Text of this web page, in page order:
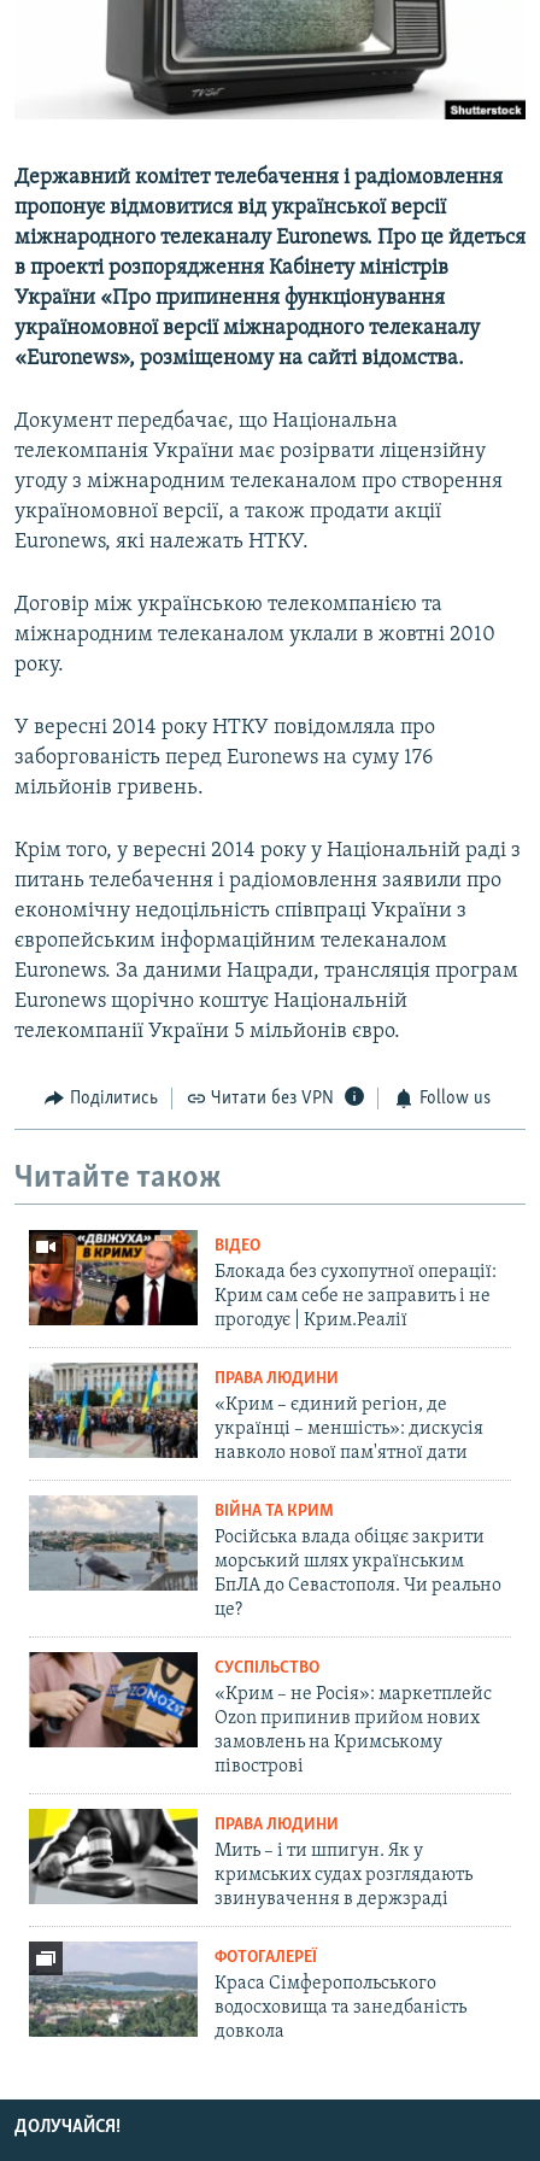
ВІДЕОУРОКИ «ELIFBE»
СВІДЧЕННЯ ОКУПАЦІЇ
УКРАЇНСЬКА ПРОБЛЕМА КРИМУ
Qırımtatar
Усі сайти RFE/RL
Державний комітет телебачення і радіомовлення
пропонує відмовитися від української версії
міжнародного телеканалу Euronews. Про це йдеться
в проекті розпорядження Кабінету міністрів
України «Про припинення функціонування
україномовної версії міжнародного телеканалу
«Euronews», розміщеному на сайті відомства.
Документ передбачає, що Національна
телекомпанія України має розірвати ліцензійну
угоду з міжнародним телеканалом про створення
україномовної версії, а також продати акції
Euronews, які належать НТКУ.
Договір між українською телекомпанією та
міжнародним телеканалом уклали в жовтні 2010
року.
У вересні 2014 року НТКУ повідомляла про
заборгованість перед Euronews на суму 176
мільйонів гривень.
Крім того, у вересні 2014 року у Національній раді з
питань телебачення і радіомовлення заявили про
економічну недоцільність співпраці України з
європейським інформаційним телеканалом
Euronews. За даними Нацради, трансляція програм
Euronews щорічно коштує Національній
телекомпанії України 5 мільйонів євро.
Поділитись Читати без VPN Follow us
Читайте також
ВІДЕО
Блокада без сухопутної операції:
Крим сам себе не заправить і не
прогодує | Крим.Реалії
ПРАВА ЛЮДИНИ
«Крим – єдиний регіон, де
українці – меншість»: дискусія
навколо нової пам'ятної дати
ВІЙНА ТА КРИМ
Російська влада обіцяє закрити
морський шлях українським
БпЛА до Севастополя. Чи реально
це?
СУСПІЛЬСТВО
«Крим – не Росія»: маркетплейс
Ozon припинив прийом нових
замовлень на Кримському
півострові
ПРАВА ЛЮДИНИ
Мить – і ти шпигун. Як у
кримських судах розглядають
звинувачення в держзраді
ФОТОГАЛЕРЕЇ
Краса Сімферопольського
водосховища та занедбаність
довкола
ДОЛУЧАЙСЯ!